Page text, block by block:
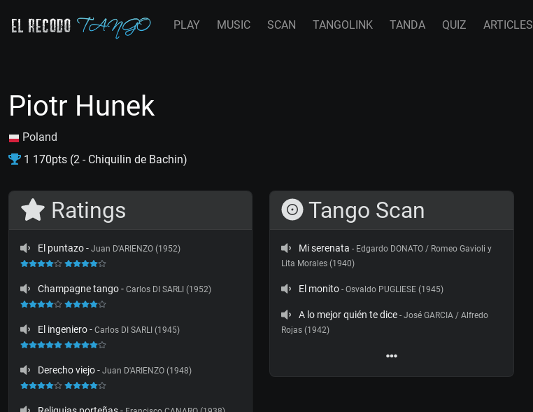
PLAY MUSIC SCAN TANGOLINK TANDA QUIZ ARTICLES
Piotr Hunek
Poland
1 170pts (2 - Chiquilin de Bachin)
Ratings
El puntazo- Juan D'ARIENZO (1952)
Champagne tango- Carlos DI SARLI (1952)
El ingeniero- Carlos DI SARLI (1945)
Derecho viejo- Juan D'ARIENZO (1948)
Tango Scan
Mi serenata - Edgardo DONATO / Romeo Gavioli y
Lita Morales (1940)
El monito - Osvaldo PUGLIESE (1945)
A lo mejor quién te dice - José GARCIA / Alfredo
Rojas (1942)